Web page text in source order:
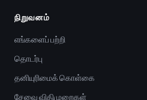
நிறுவனம்
எங்களைப் பற்றி
தொடர்பு
தனியுரிமைக் கொள்கை
சேவை விதிமுறைகள்